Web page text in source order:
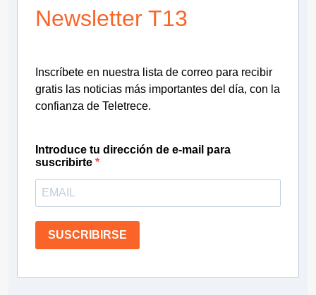
Newsletter T13
Inscríbete en nuestra lista de correo para recibir
gratis las noticias más importantes del día, con la
confianza de Teletrece.
Introduce tu dirección de e-mail para
suscribirte
SUSCRIBIRSE